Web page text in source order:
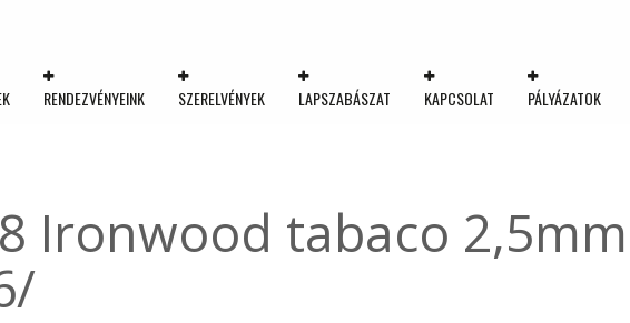
RENDEZVÉNYEINK SZERELVÉNYEK LAPSZABÁSZAT KAPCSOLAT PÁLYÁZATOK
Ironwood tabaco 2,5mm